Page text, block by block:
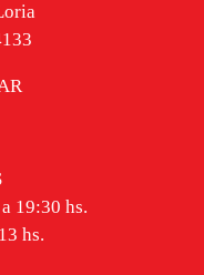
19:30 hs.
hs.